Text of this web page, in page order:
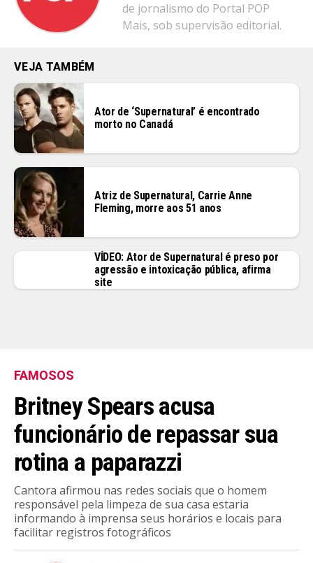
de jornalismo do Portal POP
Mais, sob supervisão editorial.
VEJA TAMBÉM
Ator de ‘Supernatural’ é encontrado
morto no Canadá
Atriz de Supernatural, Carrie Anne
Fleming, morre aos 51 anos
VÍDEO: Ator de Supernatural é preso por
agressão e intoxicação pública, afirma
site
FAMOSOS
Britney Spears acusa
funcionário de repassar sua
rotina a paparazzi
Cantora afirmou nas redes sociais que o homem
responsável pela limpeza de sua casa estaria
informando à imprensa seus horários e locais para
facilitar registros fotográficos